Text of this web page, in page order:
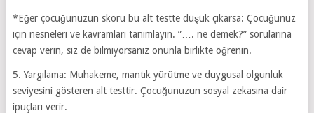
*Eğer çocuğunuzun skoru bu alt testte düşük çıkarsa: Çocuğunuz
için nesneleri ve kavramları tanımlayın. ”…. ne demek?” sorularına
cevap verin, siz de bilmiyorsanız onunla birlikte öğrenin.
5. Yargılama: Muhakeme, mantık yürütme ve duygusal olgunluk
seviyesini gösteren alt testtir. Çocuğunuzun sosyal zekasına dair
ipuçları verir.